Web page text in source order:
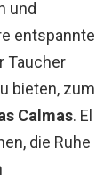
und
entspannte
Taucher
bieten, zum
Calmas. El
die Ruhe